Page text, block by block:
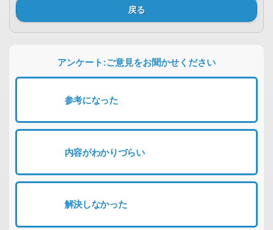
戻る
アンケート:ご意見をお聞かせください
参考になった
内容がわかりづらい
解決しなかった